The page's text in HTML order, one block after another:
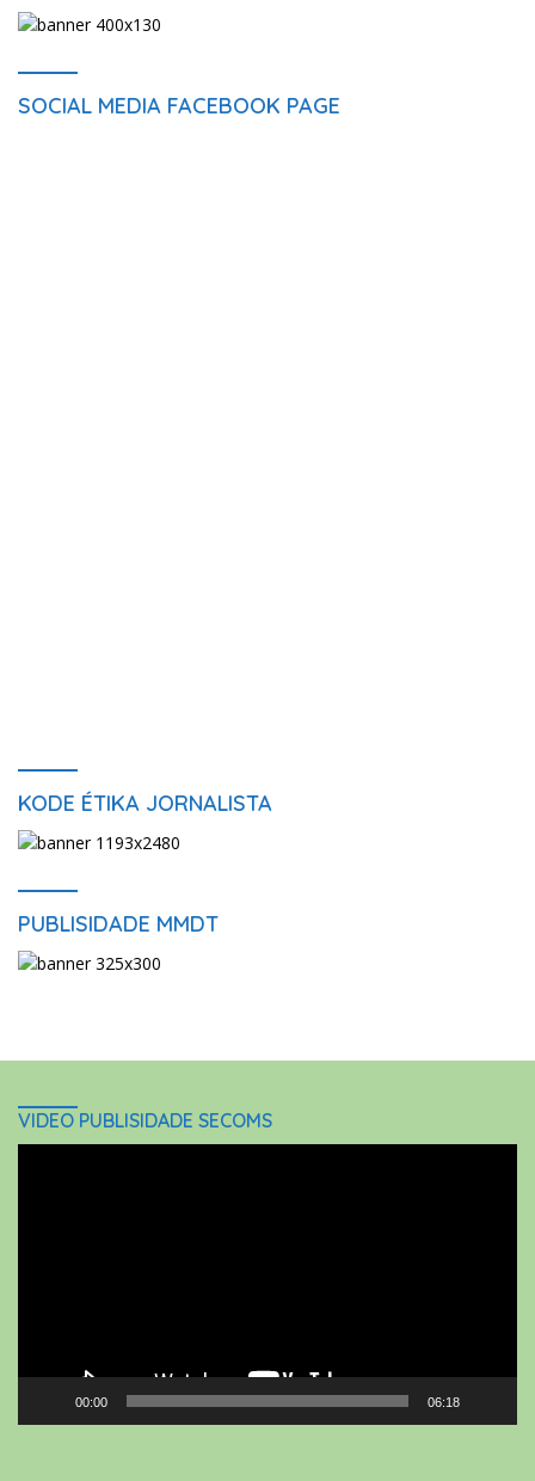
SOCIAL MEDIA FACEBOOK PAGE
KODE ÉTIKA JORNALISTA
PUBLISIDADE MMDT
VIDEO PUBLISIDADE SECOMS
00:00 06:18